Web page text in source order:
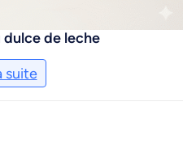
dulce de leche
suite